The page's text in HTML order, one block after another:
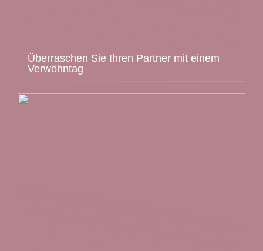
Überraschen Sie Ihren Partner mit einem
Verwöhntag